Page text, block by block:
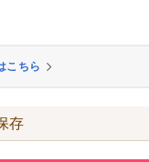
こちら
存